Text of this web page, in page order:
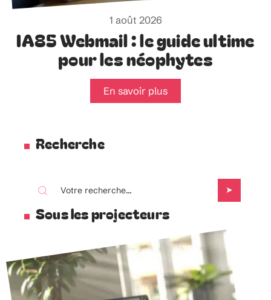
1 août 2026
IA85 Webmail : le guide ultime
pour les néophytes
En savoir plus
Recherche
Sous les projecteurs